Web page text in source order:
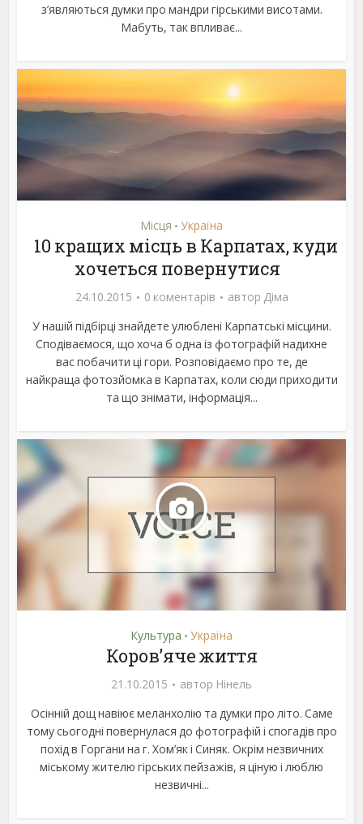
з’являються думки про мандри гірськими висотами.
Мабуть, так впливає...
Місця • Україна
10 кращих місць в Карпатах, куди
хочеться повернутися
24.10.2015 0 коментарів автор Діма
У нашій підбірці знайдете улюблені Карпатські місцини.
Сподіваємося, що хоча б одна із фотографій надихне
вас побачити ці гори. Розповідаємо про те, де
найкраща фотозйомка в Карпатах, коли сюди приходити
та що знімати, інформація...
Культура • Україна
Коров’яче життя
21.10.2015 автор Нінель
Осінній дощ навіює меланхолію та думки про літо. Саме
тому сьогодні повернулася до фотографій і спогадів про
похід в Горгани на г. Хом’як і Синяк. Окрім незвичних
міському жителю гірських пейзажів, я ціную і люблю
незвичні...